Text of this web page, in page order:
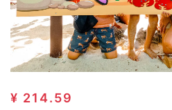
¥ 214.59